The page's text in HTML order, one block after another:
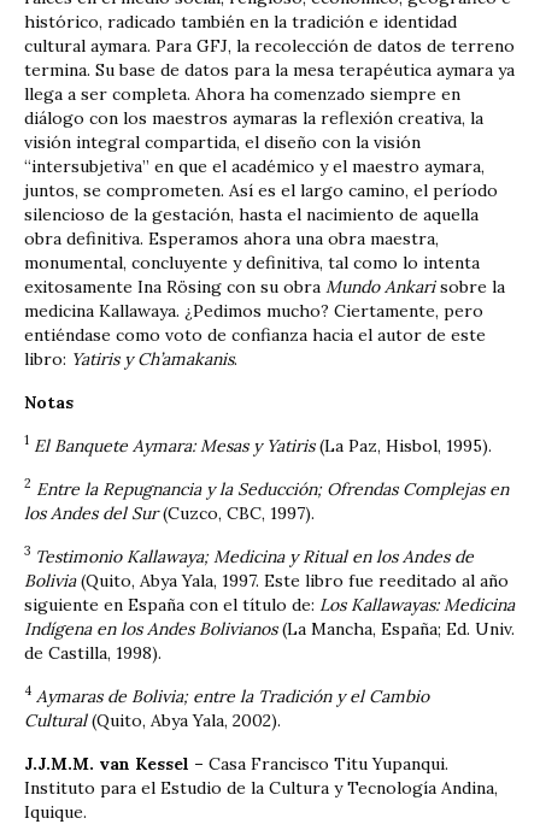
histórico, radicado también en la tradición e identidad
cultural aymara. Para GFJ, la recolección de datos de terreno
termina. Su base de datos para la mesa terapéutica aymara ya
llega a ser completa. Ahora ha comenzado ­siempre en
diálogo con los maestros aymaras­ la reflexión creativa, la
visión integral compartida, el diseño con la visión
“intersubjetiva” en que el académico y el maestro aymara,
juntos, se comprometen. Así es el largo camino, el período
silencioso de la gestación, hasta el nacimiento de aquella
obra definitiva. Esperamos ahora una obra maestra,
monumental, concluyente y definitiva, tal como lo intenta
exitosamente Ina Rösing con su obra Mundo Ankarisobre la
medicina Kallawaya. ¿Pedimos mucho? Ciertamente, pero
entiéndase como voto de confianza hacia el autor de este
libro: Yatiris y Ch’amakanis.
Notas
1 El Banquete Aymara: Mesas y Yatiris(La Paz, Hisbol, 1995).
2 Entre la Repugnancia y la Seducción; Ofrendas Complejas en
los Andes del Sur(Cuzco, CBC, 1997).
3 Testimonio Kallawaya; Medicina y Ritual en los Andes de
Bolivia(Quito, Abya Yala, 1997. Este libro fue reeditado al año
siguiente en España con el título de: Los Kallawayas: Medicina
Indígena en los Andes Bolivianos(La Mancha, España; Ed. Univ.
de Castilla, 1998).
4 Aymaras de Bolivia; entre la Tradición y el Cambio
Cultural(Quito, Abya Yala, 2002).
J.J.M.M. van Kessel – Casa Francisco Titu Yupanqui.
Instituto para el Estudio de la Cultura y Tecnología Andina,
Iquique.